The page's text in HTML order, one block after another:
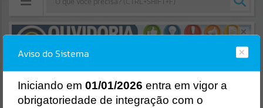
Resultados para""
Portais
Por favor, aguarde...
Aviso do Sistema
Iniciando em 01/01/2026 entra em vigor a
obrigatoriedade de integração com o
Erro
Gerenciamento do Sistema
CÓDIGO DA MENSAGEM: